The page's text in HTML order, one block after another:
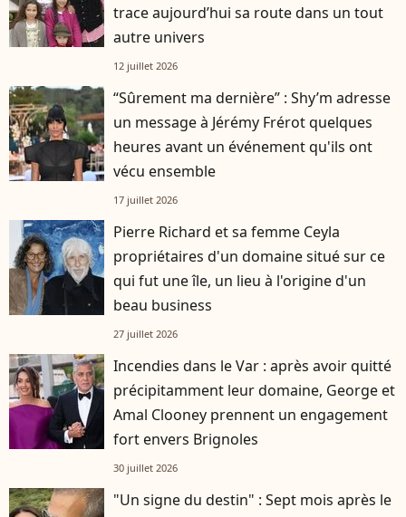
trace aujourd’hui sa route dans un tout
autre univers
12 juillet 2026
“Sûrement ma dernière” : Shy’m adresse
un message à Jérémy Frérot quelques
heures avant un événement qu'ils ont
vécu ensemble
17 juillet 2026
Pierre Richard et sa femme Ceyla
propriétaires d'un domaine situé sur ce
qui fut une île, un lieu à l'origine d'un
beau business
27 juillet 2026
Incendies dans le Var : après avoir quitté
précipitamment leur domaine, George et
Amal Clooney prennent un engagement
fort envers Brignoles
30 juillet 2026
"Un signe du destin" : Sept mois après le